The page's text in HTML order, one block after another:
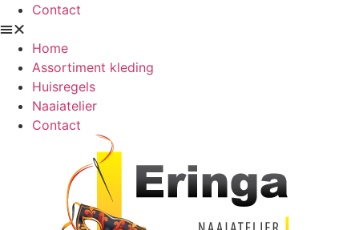
Contact
Home
Assortiment kleding
Huisregels
Naaiatelier
Contact